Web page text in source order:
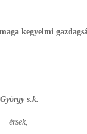
kegyelmi
s.k.
érsek,